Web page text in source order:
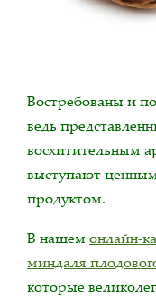
Востребованы и
ведь
восхитительным
выступают
продуктом.
В нашем онлайн-
миндаля
которые